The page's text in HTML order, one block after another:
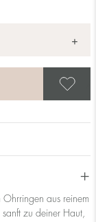
+
aus reinem
zu deiner Haut,